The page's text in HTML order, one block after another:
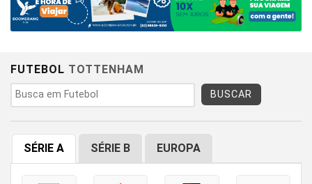
FUTEBOL TOTTENHAM
BUSCAR
SÉRIE A SÉRIE B EUROPA